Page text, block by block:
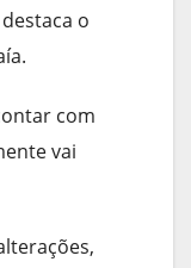
o
com
vai